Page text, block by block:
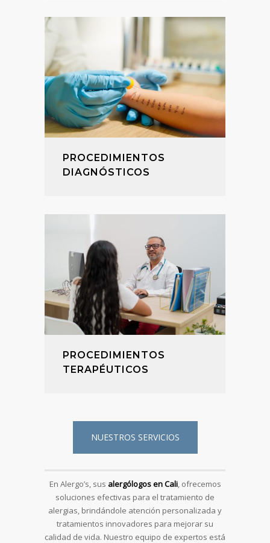
PROCEDIMIENTOS
DIAGNÓSTICOS
PROCEDIMIENTOS
TERAPÉUTICOS
NUESTROS SERVICIOS
En Alergo’s, sus alergólogos en Cali, ofrecemos
soluciones efectivas para el tratamiento de
alergias, brindándole atención personalizada y
tratamientos innovadores para mejorar su
calidad de vida. Nuestro equipo de expertos está